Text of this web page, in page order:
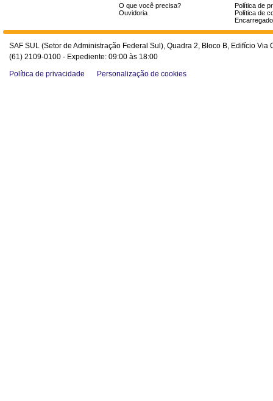
O que você precisa?
Ouvidoria
Política de
Política de
SAF SUL (Setor de Administração Federal Sul), Quadra 2, Bloco B, Edifício
(61) 2109-0100 - Expediente: 09:00 às 18:00
Política de privacidade
Personalização de cookies